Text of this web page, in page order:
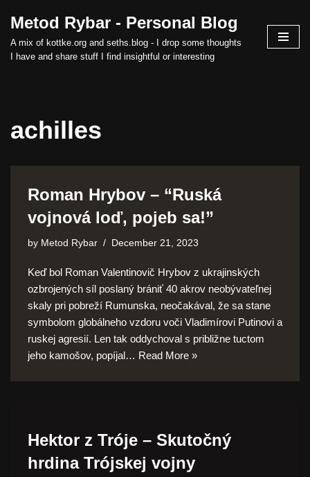
Skip
to
Metod Rybar - Personal Blog
A mix of kottke.org and seths.blog - I drop some thoughts
I have and share stuff I find insightful or interesting
achilles
Roman Hrybov – “Ruská
vojnová loď, pojeb sa!”
by Metod Rybar December 21, 2023
Keď bol Roman Valentinovič Hrybov z ukrajinských
ozbrojených síl poslaný brániť 40 akrov neobývateľnej
skaly pri pobreží Rumunska, neočakával, že sa stane
symbolom globálneho vzdoru voči Vladimírovi Putinovi a
ruskej agresií. Len tak oddychoval s približne tuctom
jeho kamošov, popíjal… Read More »
Hektor z Tróje – Skutočný
hrdina Trójskej vojny